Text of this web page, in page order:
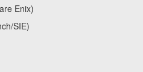
Enix)
SIE)